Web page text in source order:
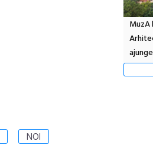
MuzA
NOI